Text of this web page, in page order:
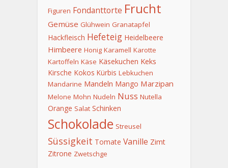
Figuren Fondanttorte Frucht
Gemüse Glühwein Granatapfel
Hackfleisch Hefeteig Heidelbeere
Himbeere Honig Karamell Karotte
Kartoffeln Käse Käsekuchen Keks
Kirsche Kokos Kürbis Lebkuchen
Mandarine Mandeln Mango Marzipan
Melone Mohn Nudeln Nuss Nutella
Orange Salat Schinken
Schokolade Streusel
Süssigkeit Tomate Vanille Zimt
Zitrone Zwetschge